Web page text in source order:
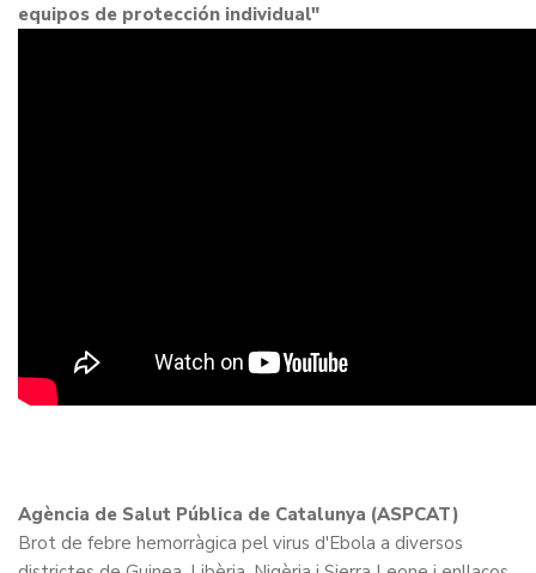
equipos de protección individual"
Agència de Salut Pública de Catalunya (ASPCAT)
Brot de febre hemorràgica pel virus d'Ebola a diversos